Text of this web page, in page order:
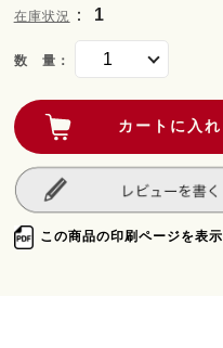
在庫状況 ： 1
数 量：
この商品の印刷ページを表示